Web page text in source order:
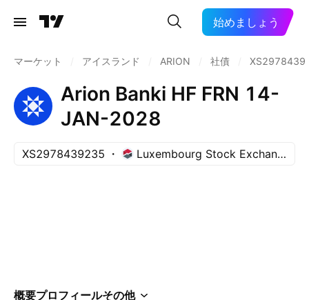
始めましょう
マーケット アイスランド ARION 社債
Arion Banki HF FRN 14-
JAN-2028
XS2978439235 Luxembourg Stock Exchange
概要プロフィールその他